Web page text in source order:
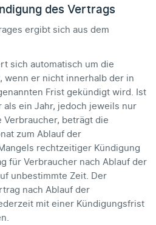
des Vertrags
ergibt sich aus dem
sich automatisch um die
er nicht innerhalb der in
Frist gekündigt wird. Ist
ein Jahr, jedoch jeweils nur
Verbraucher, beträgt die
zum Ablauf der
rechtzeitiger Kündigung
für Verbraucher nach Ablauf der
unbestimmte Zeit. Der
nach Ablauf der
mit einer Kündigungsfrist